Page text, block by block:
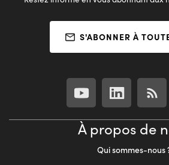
S'ABONNER À
À propos de
Qui sommes-nous